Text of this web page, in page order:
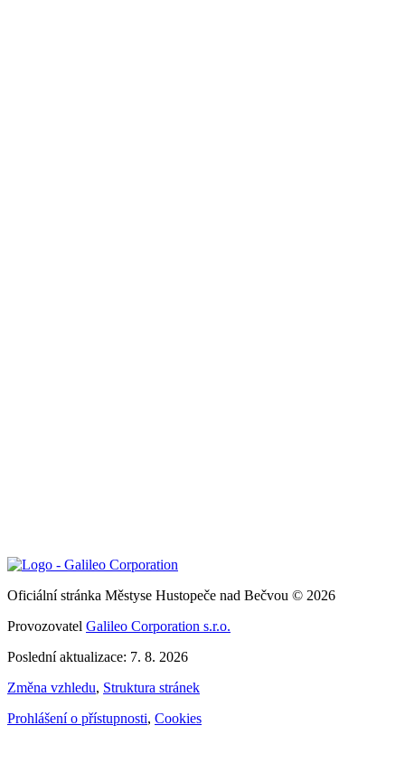
Oficiální stránka Městyse Hustopeče nad Bečvou © 2026
Provozovatel Galileo Corporation s.r.o.
Poslední aktualizace: 7. 8. 2026
Změna vzhledu, Struktura stránek
Prohlášení o přístupnosti, Cookies